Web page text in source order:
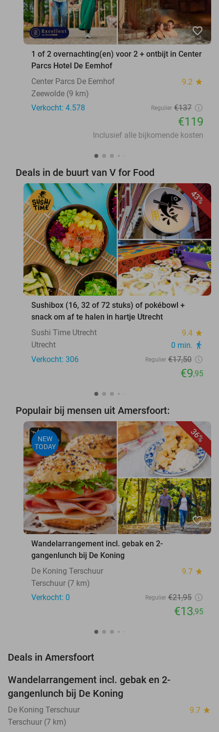
favorite_border
1 of 2 overnachting(en) voor 2 + ontbijt in Center
Parcs Hotel De Eemhof
Center Parcs De Eemhof
9.2 star
Zeewolde (9 km)
Verkocht: 4.578
Regulier €137
€119
Inclusief alle bijkomende kosten
Deals in de buurt van V for Food
43%
favorite_border
Sushibox (16, 32 of 72 stuks) of pokébowl +
snack om af te halen in hartje Utrecht
Sushi Time Utrecht
9.4 star
Utrecht 0 min. directions_walk
Verkocht: 306 Regulier €17,50
€9,95
Populair bij mensen uit Amersfoort:
36%
NEW
TODAY
favorite_border
Wandelarrangement incl. gebak en 2-
gangenlunch bij De Koning
De Koning Terschuur
9.7 star
Terschuur (7 km)
Verkocht: 0
Regulier €21,95
€13,95
Deals in Amersfoort
TODAY
Wandelarrangement incl. gebak en 2-
gangenlunch bij De Koning
De Koning Terschuur 9.7 star
Terschuur (7 km)